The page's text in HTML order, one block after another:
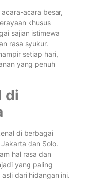
acara besar,
khusus
sajian istimewa
rasa syukur.
setiap hari,
yang penuh
di
di berbagai
dan Solo.
hal rasa dan
yang paling
dari hidangan ini.